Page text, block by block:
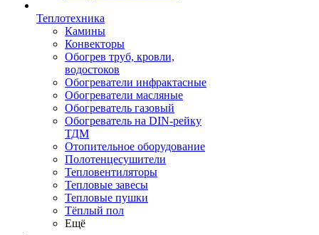
Теплотехника
Камины
Конвекторы
Обогрев труб, кровли,
водостоков
Обогреватели инфрактасные
Обогреватели масляные
Обогреватель газовый
Обогреватель на DIN-рейку
ТДМ
Отопительное оборудование
Полотенцесушители
Тепловентиляторы
Тепловые завесы
Тепловые пушки
Тёплый пол
Ещё